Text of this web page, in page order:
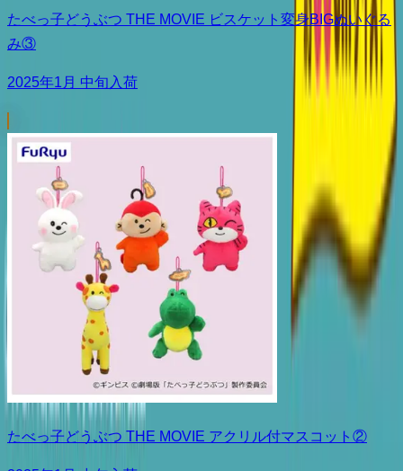
たべっ子どうぶつ THE MOVIE ビスケット変身BIGぬいぐる
み③
2025年1月 中旬入荷
たべっ子どうぶつ THE MOVIE アクリル付マスコット②